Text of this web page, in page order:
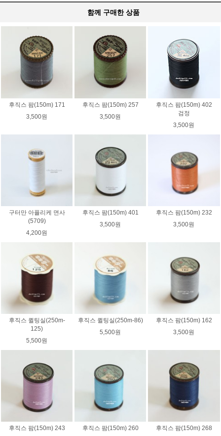
함께 구매한 상품
후직스 팜(150m) 171
3,500원
후직스 팜(150m) 257
3,500원
후직스 팜(150m) 402
검정
3,500원
구터만 아플리케 면사
(5709)
4,200원
후직스 팜(150m) 401
3,500원
후직스 팜(150m) 232
3,500원
후직스 퀼팅실(250m-
125)
5,500원
후직스 퀼팅실(250m-86)
5,500원
후직스 팜(150m) 162
3,500원
후직스 팜(150m) 243 후직스 팜(150m) 260 후직스 팜(150m) 268